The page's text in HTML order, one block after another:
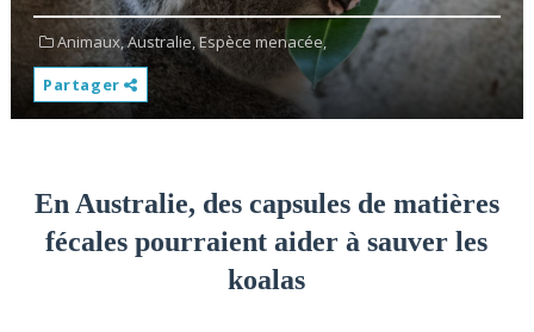
Animaux,Australie,Espèce menacée,
Partager
En Australie, des capsules de matières
fécales pourraient aider à sauver les
koalas